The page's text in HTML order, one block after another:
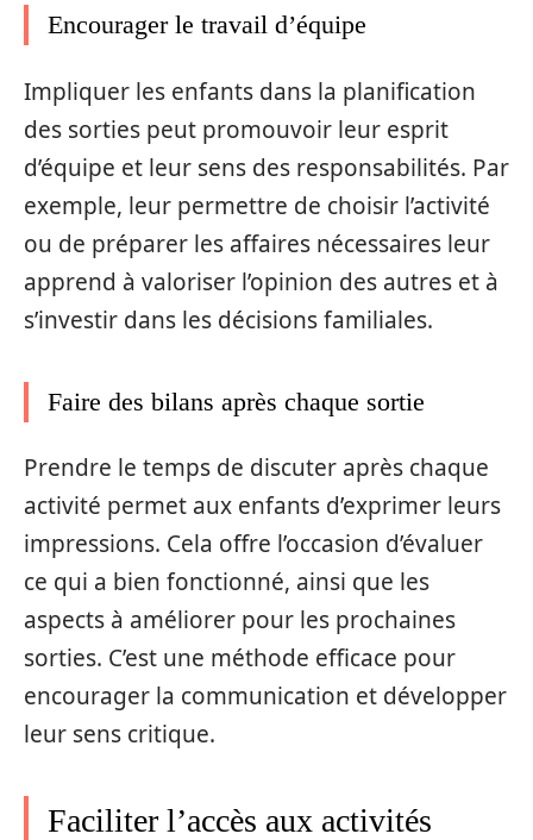
Encourager le travail d’équipe
Impliquer les enfants dans la planification
des sorties peut promouvoir leur esprit
d’équipe et leur sens des responsabilités. Par
exemple, leur permettre de choisir l’activité
ou de préparer les affaires nécessaires leur
apprend à valoriser l’opinion des autres et à
s’investir dans les décisions familiales.
Faire des bilans après chaque sortie
Prendre le temps de discuter après chaque
activité permet aux enfants d’exprimer leurs
impressions. Cela offre l’occasion d’évaluer
ce qui a bien fonctionné, ainsi que les
aspects à améliorer pour les prochaines
sorties. C’est une méthode efficace pour
encourager la communication et développer
leur sens critique.
Faciliter l’accès aux activités